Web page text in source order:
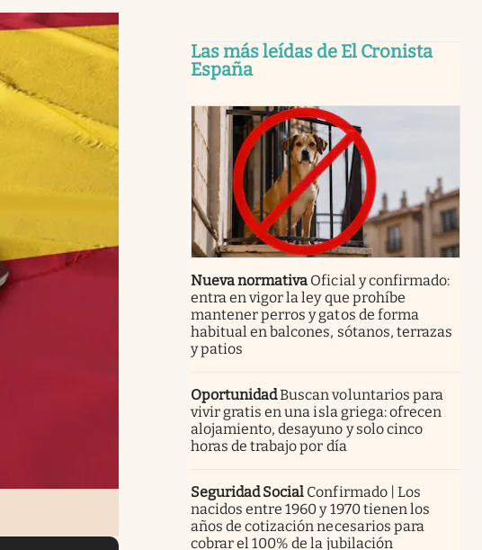
Las más leídas de El Cronista
España
Nueva normativa Oficial y confirmado:
entra en vigor la ley que prohíbe
mantener perros y gatos de forma
habitual en balcones, sótanos, terrazas
y patios
OportunidadBuscan voluntarios para
vivir gratis en una isla griega: ofrecen
alojamiento, desayuno y solo cinco
horas de trabajo por día
Seguridad Social Confirmado | Los
nacidos entre 1960 y 1970 tienen los
años de cotización necesarios para
cobrar el 100% de la jubilación